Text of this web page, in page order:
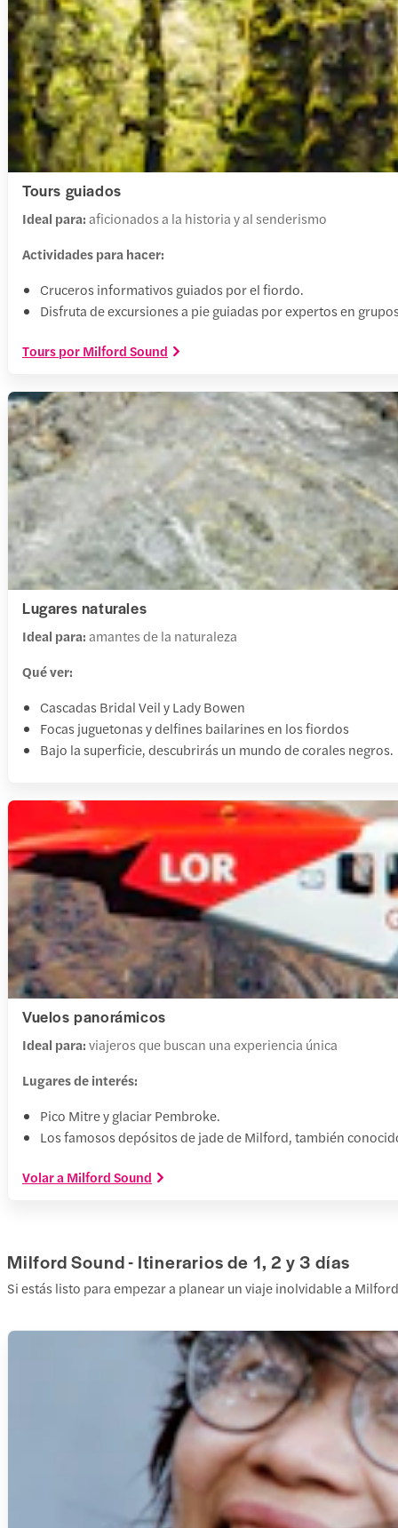
Tours guiados
Ideal para:aficionados a la historia y al senderismo
Actividades para hacer:
Cruceros informativos guiados por el fiordo.
Disfruta de excursiones a pie guiadas por expertos en
Tours por Milford Sound
Lugares naturales
Ideal para:amantes de la naturaleza
Qué ver:
Cascadas Bridal Veil y Lady Bowen
Focas juguetonas y delfines bailarines en los fiordos
Bajo la superficie, descubrirás un mundo de corales negros.
Vuelos panorámicos
Ideal para:viajeros que buscan una experiencia única
Lugares de interés:
Pico Mitre y glaciar Pembroke.
Los famosos depósitos de jade de Milford, también
Volar a Milford Sound
Milford Sound - Itinerarios de 1, 2 y 3 días
Si estás listo para empezar a planear un viaje inolvidable a